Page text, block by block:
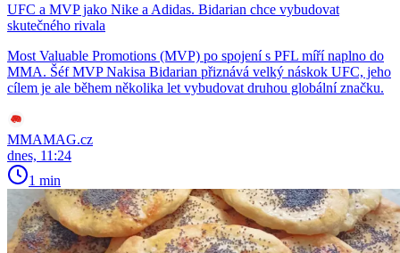
UFC a MVP jako Nike a Adidas. Bidarian chce vybudovat
skutečného rivala
Most Valuable Promotions (MVP) po spojení s PFL míří naplno do
MMA. Šéf MVP Nakisa Bidarian přiznává velký náskok UFC, jeho
cílem je ale během několika let vybudovat druhou globální značku.
MMAMAG.cz
dnes, 11:24
1 min